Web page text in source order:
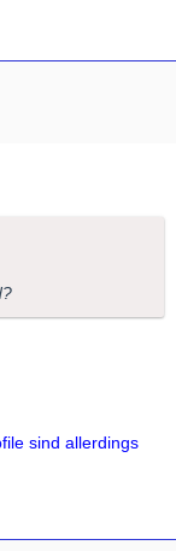
sind allerdings